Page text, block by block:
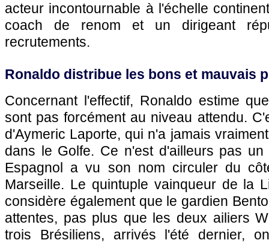
acteur incontournable à l'échelle
coach de renom et un dirigeant
recrutements.
Ronaldo distribue les bons et mauvais
Concernant l'effectif, Ronaldo estime
sont pas forcément au niveau attendu.
d'Aymeric Laporte, qui n'a jamais
dans le Golfe. Ce n'est d'ailleurs pas
Espagnol a vu son nom circuler du
Marseille. Le quintuple vainqueur de la
considère également que le gardien
attentes, pas plus que les deux ailiers
trois Brésiliens, arrivés l'été dernier,